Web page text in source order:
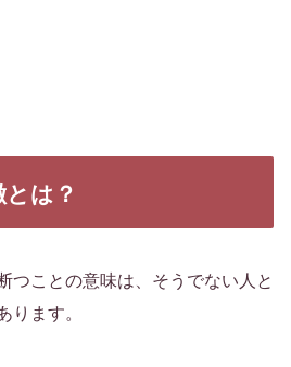
は？
つことの意味は、そうでない人と
ります。